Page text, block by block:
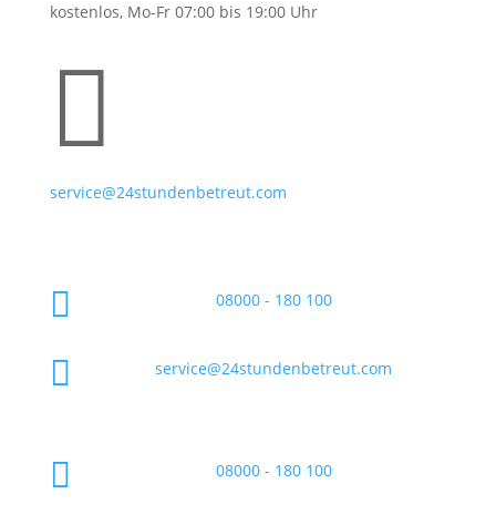
kostenlos, Mo-Fr 07:00 bis 19:00 Uhr

service@24stundenbetreut.com
 08000 - 180 100
 service@24stundenbetreut.com
 08000 - 180 100